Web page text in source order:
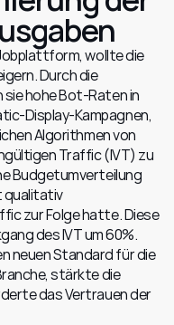
wollte die
Durch die
hohe Bot-Raten in
Display-Kampagnen,
Algorithmen von
Traffic (IVT) zu
Budgetumverteilung
qualitativ
zur Folge hatte. Diese
des IVT um 60%.
neuen Standard für die
stärkte die
das Vertrauen der